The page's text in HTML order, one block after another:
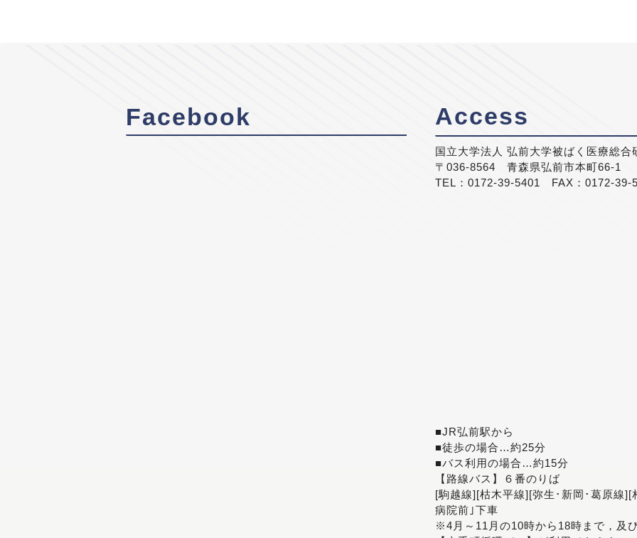
Facebook Access
国立大学法人 弘前大学被ばく医療総合
〒036-8564 青森県弘前市本町66-1
TEL：0172-39-5401 FAX：0172-39-
■JR弘前駅から
■徒歩の場合…約25分
■バス利用の場合…約15分
【路線バス】６番のりば
[駒越線][枯木平線][弥生･新岡･葛原線
病院前｣下車
※4月～11月の10時から18時まで，及